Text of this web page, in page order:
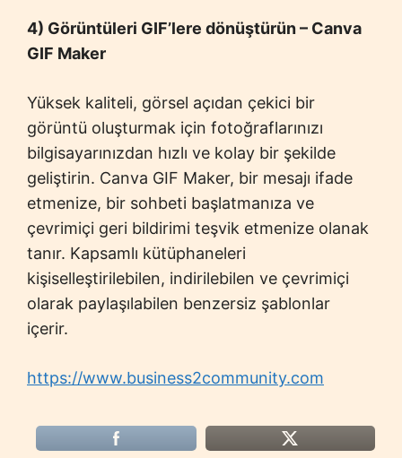
4) Görüntüleri GIF’lere dönüştürün – Canva
GIF Maker
Yüksek kaliteli, görsel açıdan çekici bir
görüntü oluşturmak için fotoğraflarınızı
bilgisayarınızdan hızlı ve kolay bir şekilde
geliştirin. Canva GIF Maker, bir mesajı ifade
etmenize, bir sohbeti başlatmanıza ve
çevrimiçi geri bildirimi teşvik etmenize olanak
tanır. Kapsamlı kütüphaneleri
kişiselleştirilebilen, indirilebilen ve çevrimiçi
olarak paylaşılabilen benzersiz şablonlar
içerir.
https://www.business2community.com